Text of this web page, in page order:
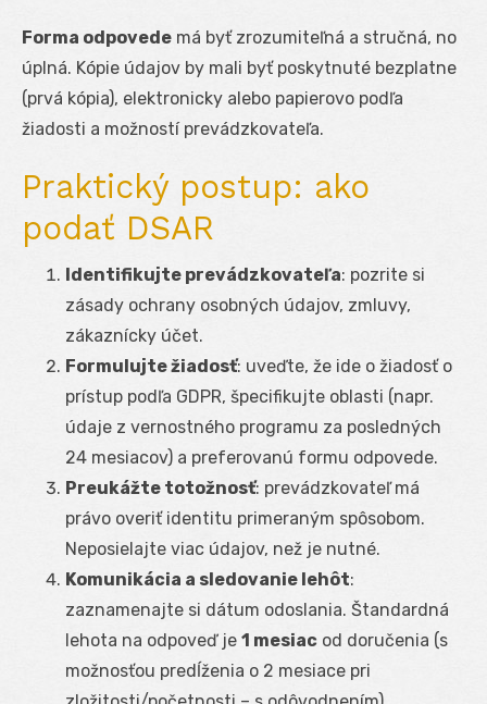
Forma odpovede má byť zrozumiteľná a stručná, no
úplná. Kópie údajov by mali byť poskytnuté bezplatne
(prvá kópia), elektronicky alebo papierovo podľa
žiadosti a možností prevádzkovateľa.
Praktický postup: ako
podať DSAR
Identifikujte prevádzkovateľa: pozrite si
zásady ochrany osobných údajov, zmluvy,
zákaznícky účet.
Formulujte žiadosť: uveďte, že ide o žiadosť o
prístup podľa GDPR, špecifikujte oblasti (napr.
údaje z vernostného programu za posledných
24 mesiacov) a preferovanú formu odpovede.
Preukážte totožnosť: prevádzkovateľ má
právo overiť identitu primeraným spôsobom.
Neposielajte viac údajov, než je nutné.
Komunikácia a sledovanie lehôt:
zaznamenajte si dátum odoslania. Štandardná
lehota na odpoveď je 1 mesiac od doručenia (s
možnosťou predĺženia o 2 mesiace pri